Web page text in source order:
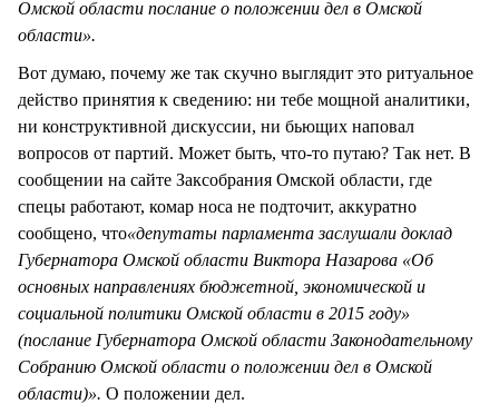
Омской области послание о положении дел в Омской
области».
Вот думаю, почему же так скучно выглядит это ритуальное
действо принятия к сведению: ни тебе мощной аналитики,
ни конструктивной дискуссии, ни бьющих наповал
вопросов от партий. Может быть, что-то путаю? Так нет. В
сообщении на сайте Заксобрания Омской области, где
спецы работают, комар носа не подточит, аккуратно
сообщено, что«депутаты парламента заслушали доклад
Губернатора Омской области Виктора Назарова «Об
основных направлениях бюджетной, экономической и
социальной политики Омской области в 2015 году»
(послание Губернатора Омской области Законодательному
Собранию Омской области о положении дел в Омской
области)». О положении дел.